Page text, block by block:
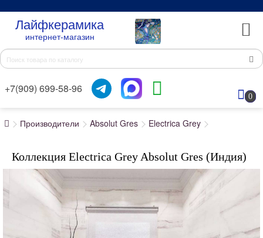
Лайфкерамика
интернет-магазин
+7(909) 699-58-96
0
Производители Absolut Gres Electrica Grey
Коллекция Electrica Grey Absolut Gres (Индия)